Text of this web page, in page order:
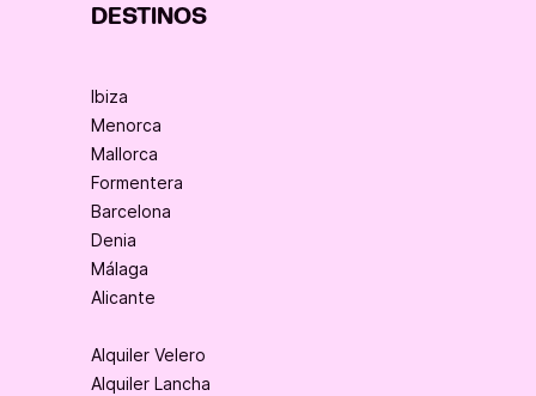
DESTINOS
Ibiza
Menorca
Mallorca
Formentera
Barcelona
Denia
Málaga
Alicante
Alquiler Velero
Alquiler Lancha